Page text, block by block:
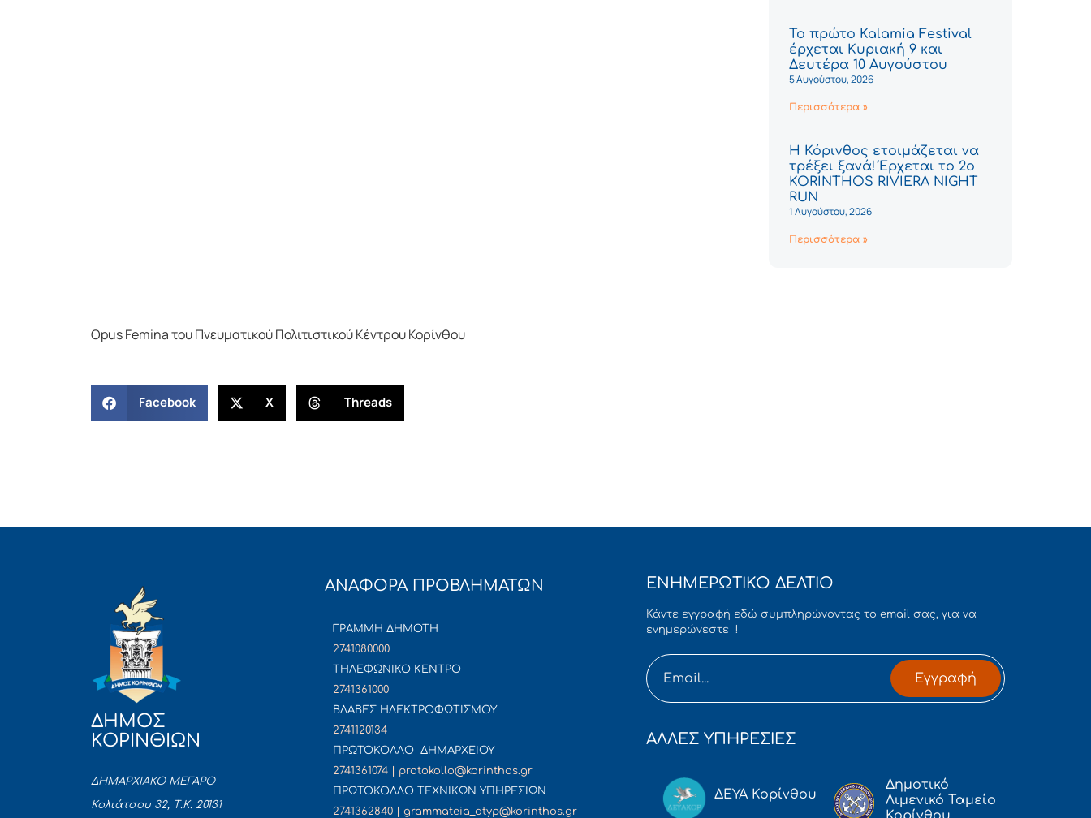
Το πρώτο Kalamia Festival
έρχεται Κυριακή 9 και
Δευτέρα 10 Αυγούστου
5 Αυγούστου, 2026
Περισσότερα »
Η Κόρινθος ετοιμάζεται να
τρέξει ξανά! Έρχεται το 2ο
KORINTHOS RIVIERA NIGHT
RUN
1 Αυγούστου, 2026
Περισσότερα »
Opus Femina του Πνευματικού Πολιτιστικού Κέντρου Κορίνθου
Facebook X Threads
ΔΗΜΟΣ
ΚΟΡΙΝΘΙΩΝ
ΔΗΜΑΡΧΙΑΚΟ ΜΕΓΑΡΟ
Κολιάτσου 32, Τ.Κ. 20131
ΑΝΑΦΟΡΑ ΠΡΟΒΛΗΜΑΤΩΝ
ΓΡΑΜΜΗ ΔΗΜΟΤΗ
2741080000
ΤΗΛΕΦΩΝΙΚΟ ΚΕΝΤΡΟ
2741361000
ΒΛΑΒΕΣ ΗΛΕΚΤΡΟΦΩΤΙΣΜΟΥ
2741120134
ΠΡΩΤΟΚΟΛΛΟ ΔΗΜΑΡΧΕΙΟΥ
2741361074 | protokollo@korinthos.gr
ΠΡΩΤΟΚΟΛΛΟ ΤΕΧΝΙΚΩΝ ΥΠΗΡΕΣΙΩΝ
2741362840 | grammateia_dtyp@korinthos.gr
ΕΝΗΜΕΡΩΤΙΚΟ ΔΕΛΤΙΟ
Κάντε εγγραφή εδώ συμπληρώνοντας το email σας, για να
ενημερώνεστε !
Εγγραφή
ΑΛΛΕΣ ΥΠΗΡΕΣΙΕΣ
ΔΕΥΑ Κορίνθου
Δημοτικό
Λιμενικό Ταμείο